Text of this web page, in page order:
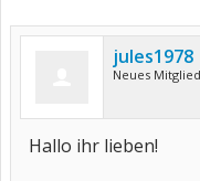
jules1978
Neues Mitglied
Hallo ihr lieben!